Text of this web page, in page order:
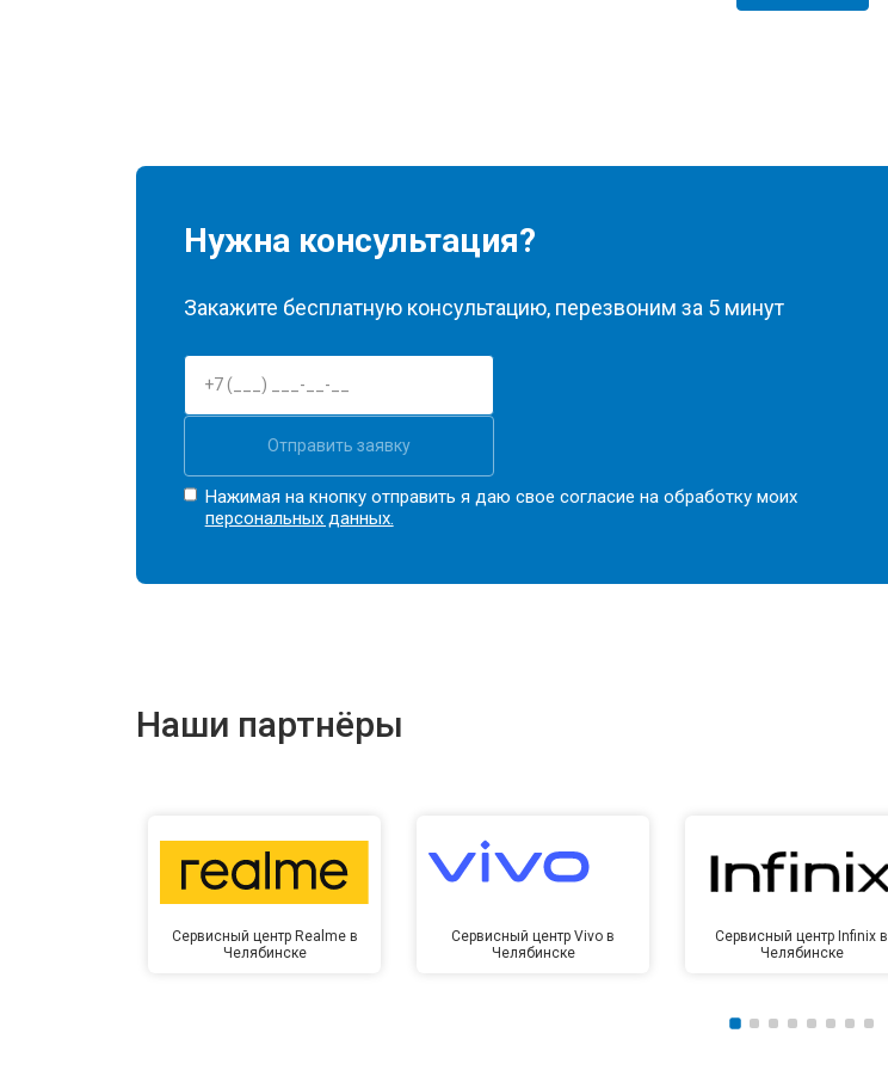
Нужна консультация?
Закажите бесплатную консультацию, перезвоним за 5 минут
Отправить заявку
Нажимая на кнопку отправить я даю свое согласие на обработку моих
персональных данных.
Наши партнёры
Сервисный центр Realme в
Челябинске
Сервисный центр Vivo в
Челябинске
Сервисный центр Infinix в
Челябинске